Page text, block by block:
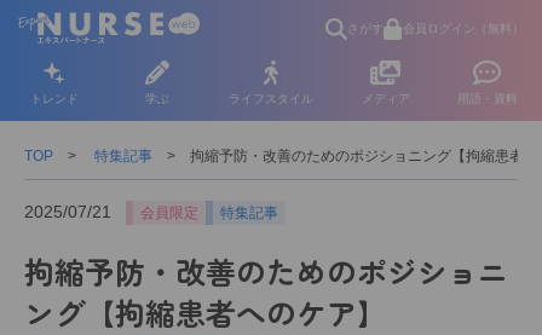
さがす 会員ログイン（無料）
トレンド 学ぶ ライフスタイル メディア 用語・資料
TOP 特集記事 拘縮予防・改善のためのポジショニング【拘縮患者へ
2025/07/21 会員限定 特集記事
拘縮予防・改善のためのポジショニ
ング【拘縮患者へのケア】